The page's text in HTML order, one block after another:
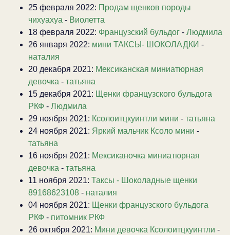
25 февраля 2022: Продам щенков породы
чихуахуа - Виолетта
18 февраля 2022: Французский бульдог - Людмила
26 января 2022: мини ТАКСЫ- ШОКОЛАДКИ -
наталия
20 декабря 2021: Мексиканская миниатюрная
девочка - татьяна
15 декабря 2021: Щенки французского бульдога
РКФ - Людмила
29 ноября 2021: Ксолоитцкуинтли мини - татьяна
24 ноября 2021: Яркий мальчик Ксоло мини -
татьяна
16 ноября 2021: Мексиканочка миниатюрная
девочка - татьяна
11 ноября 2021: Таксы - Шоколадные щенки
89168623108 - наталия
04 ноября 2021: Щенки французского бульдога
РКФ - питомник РКФ
26 октября 2021: Мини девочка Ксолоитцкуинтли -